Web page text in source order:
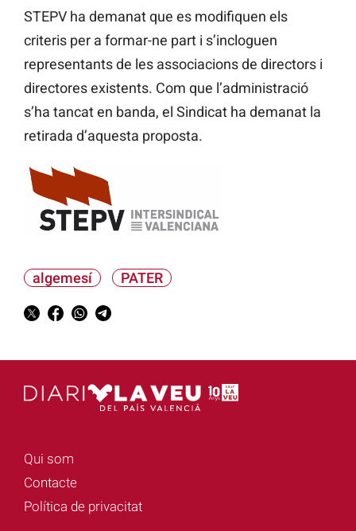
STEPV ha demanat que es modifiquen els
criteris per a formar-ne part i s’incloguen
representants de les associacions de directors i
directores existents. Com que l’administració
s’ha tancat en banda, el Sindicat ha demanat la
retirada d’aquesta proposta.
algemesí PATER
Qui som
Contacte
Política de privacitat